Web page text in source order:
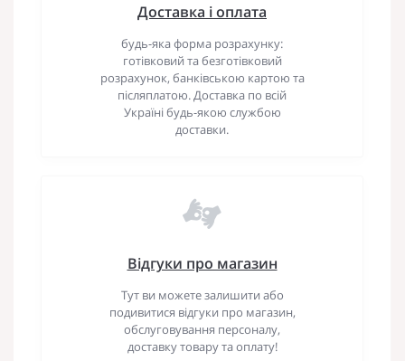
Доставка і оплата
будь-яка форма розрахунку:
готівковий та безготівковий
розрахунок, банківською картою та
післяплатою. Доставка по всій
Україні будь-якою службою
доставки.
Відгуки про магазин
Тут ви можете залишити або
подивитися відгуки про магазин,
обслуговування персоналу,
доставку товару та оплату!